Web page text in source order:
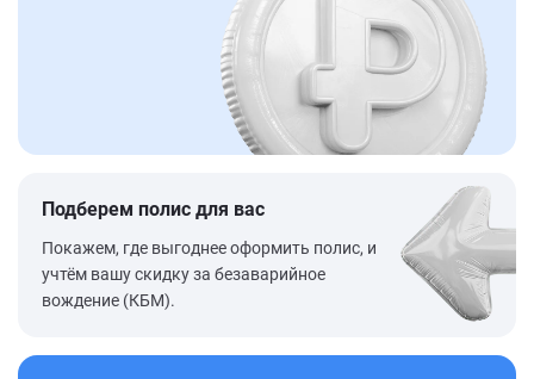
Подберем полис для вас
Покажем, где выгоднее оформить полис, и
учтём вашу скидку за безаварийное
вождение (КБМ).